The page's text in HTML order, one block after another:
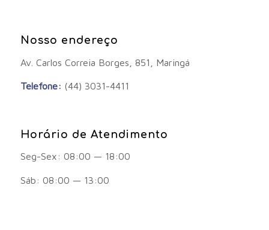
Nosso endereço
Av. Carlos Correia Borges, 851, Maringá
Telefone: (44) 3031-4411
Horário de Atendimento
Seg-Sex: 08:00 — 18:00
Sáb: 08:00 — 13:00